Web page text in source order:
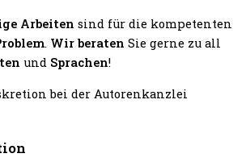
Arbeiten sind für die kompetenten
. Wir beraten Sie gerne zu all
und Sprachen!